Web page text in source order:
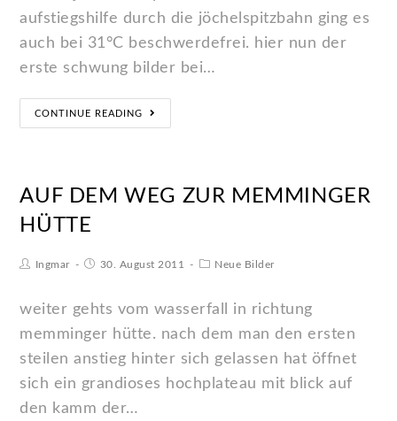
aufstiegshilfe durch die jöchelspitzbahn ging es
auch bei 31°C beschwerdefrei. hier nun der
erste schwung bilder bei…
CONTINUE READING
AUF DEM WEG ZUR MEMMINGER
HÜTTE
Ingmar 30. August 2011 Neue Bilder
weiter gehts vom wasserfall in richtung
memminger hütte. nach dem man den ersten
steilen anstieg hinter sich gelassen hat öffnet
sich ein grandioses hochplateau mit blick auf
den kamm der…